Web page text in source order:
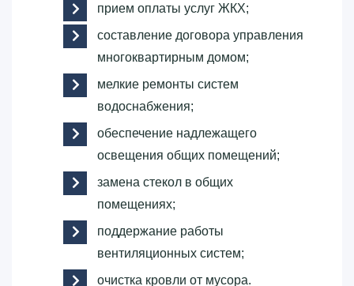
прием оплаты услуг ЖКХ;
составление договора управления
многоквартирным домом;
мелкие ремонты систем
водоснабжения;
обеспечение надлежащего
освещения общих помещений;
замена стекол в общих
помещениях;
поддержание работы
вентиляционных систем;
очистка кровли от мусора.